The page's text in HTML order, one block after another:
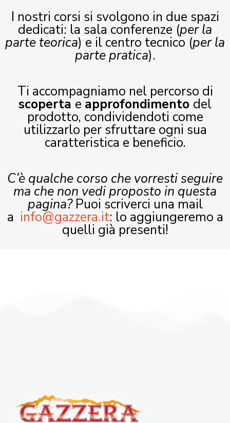
I nostri corsi si svolgono in due spazi
dedicati: la sala conferenze (per la
parte teorica) e il centro tecnico (per la
parte pratica).
Ti accompagniamo nel percorso di
scoperta e approfondimento del
prodotto, condividendoti come
utilizzarlo per sfruttare ogni sua
caratteristica e beneficio.
C’è qualche corso che vorresti seguire
ma che non vedi proposto in questa
pagina?Puoi scriverci una mail
a info@gazzera.it: lo aggiungeremo a
quelli già presenti!